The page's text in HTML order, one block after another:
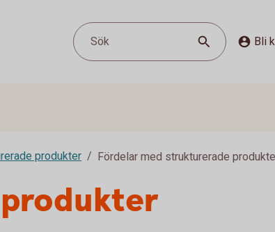
Sök Bli
produkter Fördelar med strukturerade